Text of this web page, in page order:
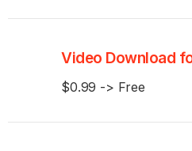
Video Download
$0.99 -> Free